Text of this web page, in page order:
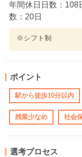
年間休日日数：108
数：20日
※シフト制
ポイント
駅から徒歩10分以内
残業少なめ 社会
選考プロセス